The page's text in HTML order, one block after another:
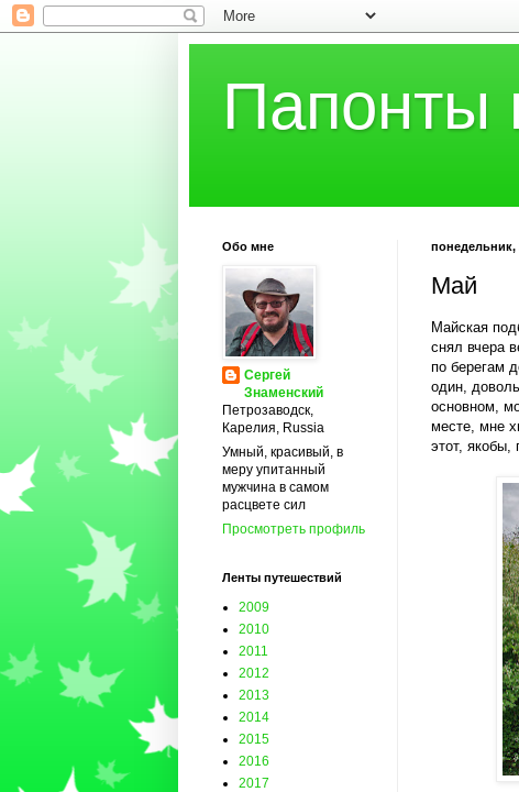
Папонты
понедельник,
Май
Майская
снял вчера
по берегам
один,
основном,
месте, мне
этот, якобы,
Обо мне
Сергей
Знаменский
Петрозаводск,
Карелия, Russia
Умный, красивый, в
меру упитанный
мужчина в самом
расцвете сил
Просмотреть профиль
Ленты путешествий
2009
2010
2011
2012
2013
2014
2015
2016
2017